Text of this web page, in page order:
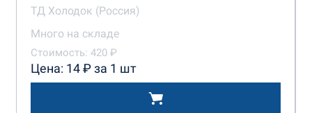
ТД Холодок (Россия)
Много на складе
Стоимость: 420 ₽
Цена: 14 ₽ за 1 шт